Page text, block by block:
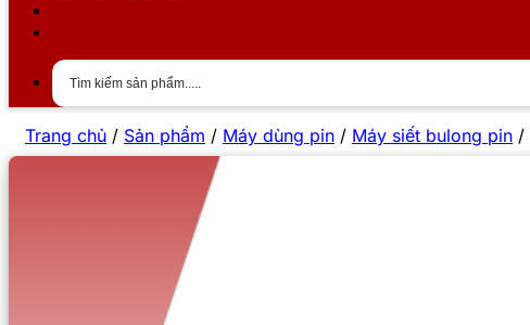
Trang chủ / Sản phẩm / Máy dùng pin / Máy siết bulong pin /